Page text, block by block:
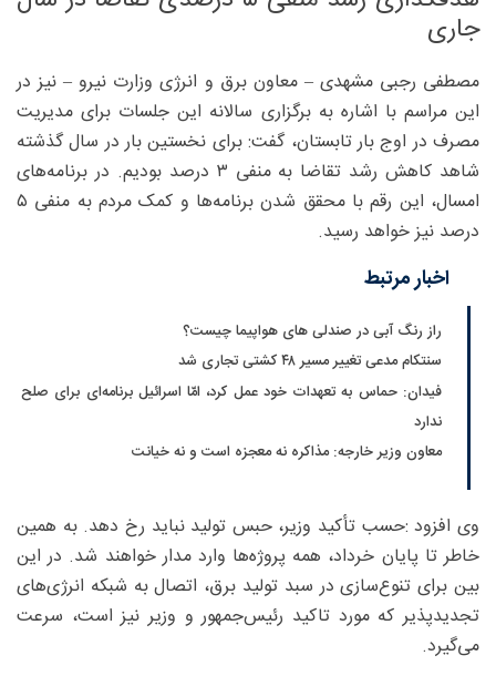
جاری
مصطفی رجبی مشهدی – معاون برق و انرژی وزارت نیرو – نیز در
این مراسم با اشاره به برگزاری سالانه این جلسات برای مدیریت
مصرف در اوج بار تابستان، گفت: برای نخستین بار در سال گذشته
شاهد کاهش رشد تقاضا به منفی ۳ درصد بودیم. در برنامه‌های
امسال، این رقم با محقق شدن برنامه‌ها و کمک مردم به منفی ۵
درصد نیز خواهد رسید.
اخبار مرتبط
راز رنگ آبی در صندلی های هواپیما چیست؟
سنتکام مدعی تغییر مسیر ۴۸ کشتی تجاری شد
فیدان: حماس به تعهدات خود عمل کرد، امّا اسرائیل برنامه‌ای برای صلح
ندارد
معاون وزیر خارجه: مذاکره نه معجزه است و نه خیانت
وی افزود :حسب تأکید وزیر، حبس تولید نباید رخ دهد. به همین
خاطر تا پایان خرداد، همه پروژه‌ها وارد مدار خواهند شد. در این
بین برای تنوع‌سازی در سبد تولید برق، اتصال به شبکه انرژی‌های
تجدیدپذیر که مورد تاکید رئیس‌جمهور و وزیر نیز است، سرعت
می‌گیرد.